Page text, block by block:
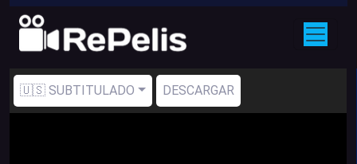
🇺🇸 SUBTITULADO DESCARGAR